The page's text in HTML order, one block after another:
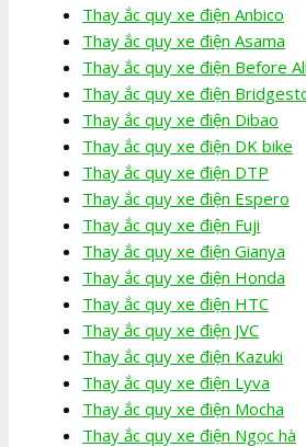
Thay ắc quy xe điện Anbico
Thay ắc quy xe điện Asama
Thay ắc quy xe điện Before All
Thay ắc quy xe điện
Thay ắc quy xe điện Dibao
Thay ắc quy xe điện DK bike
Thay ắc quy xe điện DTP
Thay ắc quy xe điện Espero
Thay ắc quy xe điện Fuji
Thay ắc quy xe điện Gianya
Thay ắc quy xe điện Honda
Thay ắc quy xe điện HTC
Thay ắc quy xe điện JVC
Thay ắc quy xe điện Kazuki
Thay ắc quy xe điện Lyva
Thay ắc quy xe điện Mocha
Thay ắc quy xe điện Ngọc hà